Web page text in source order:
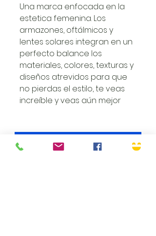
Una marca enfocada en la
estetica femenina. Los
armazones, oftálmicos y
lentes solares integran en un
perfecto balance los
materiales, colores, texturas y
diseños atrevidos para que
no pierdas el estilo, te veas
increíble y veas aún mejor
Siguenos